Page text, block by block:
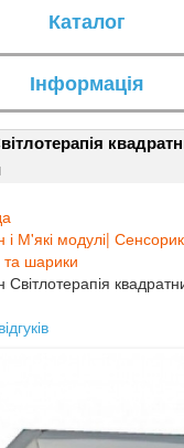
Каталог
Інформація
і М'які модулі|
та шарики